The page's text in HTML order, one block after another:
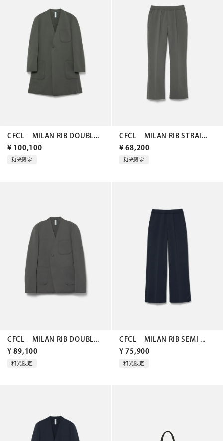
CFCL MILAN RIB DOUBL...
¥ 100,100
和光限定
CFCL MILAN RIB STRAI...
¥ 68,200
和光限定
CFCL MILAN RIB DOUBL...
¥ 89,100
和光限定
CFCL MILAN RIB SEMI ...
¥ 75,900
和光限定